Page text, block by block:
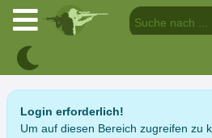
Login erforderlich!
Um auf diesen Bereich zugreifen zu